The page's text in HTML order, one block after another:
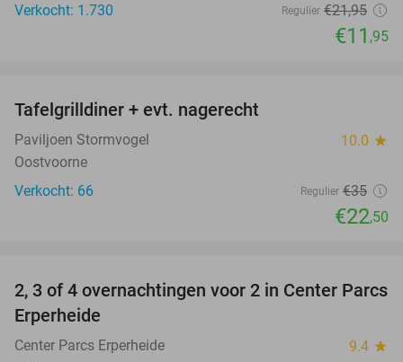
Verkocht: 1.730
Regulier €21,95
€11 ,95
Tafelgrilldiner + evt. nagerecht
Paviljoen Stormvogel 10.0 star
Oostvoorne
Verkocht: 66
Regulier €35
€22,50
17%
2, 3 of 4 overnachtingen voor 2 in Center Parcs
Erperheide
Center Parcs Erperheide 9.4 star